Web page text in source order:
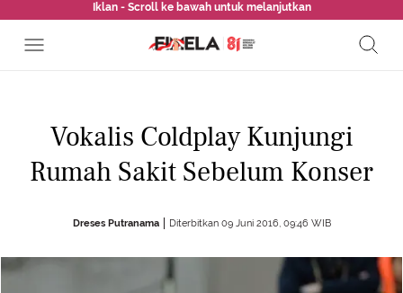
Iklan - Scroll ke bawah untuk melanjutkan
Vokalis Coldplay Kunjungi
Rumah Sakit Sebelum Konser
Dreses Putranama Diterbitkan 09 Juni 2016, 09:46 WIB